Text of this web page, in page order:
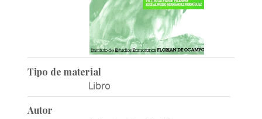
Tipo de material
Libro
Autor